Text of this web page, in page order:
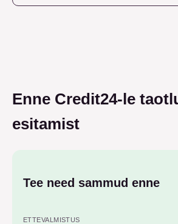
Enne Credit24-le
esitamist
Tee need sammud enne
ETTEVALMISTUS